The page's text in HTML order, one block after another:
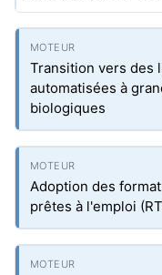
Transition vers des
automatisées à
biologiques
Adoption des
prêtes à l'emploi